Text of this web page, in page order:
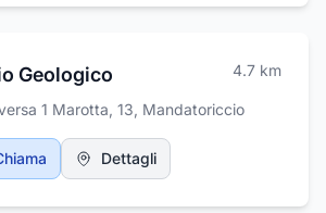
Geologico 4.7 km
1 Marotta, 13, Mandatoriccio
Dettagli